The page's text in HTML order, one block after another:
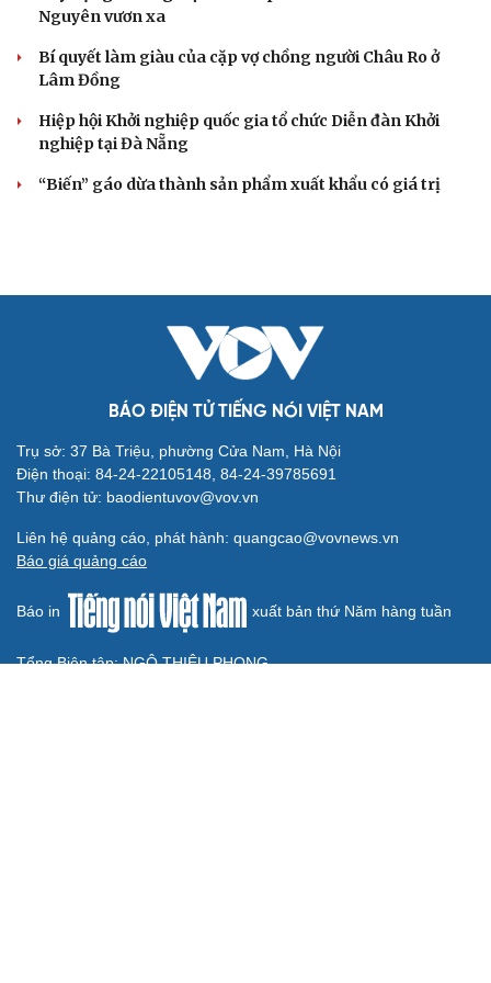
Genera by The Solia: Tâm điểm đón xu hướng
Mục tiêu 114 dự án: Hà Nội sẽ tháo gỡ điểm nghẽn nhà ở
xã hội ra sao?
TP.HCM rà soát 16 khu đất xây dựng nhà lưu trú công
nhân
Đắk Lắk tìm giải pháp nâng cao chất lượng hoạt
động chi Hội Nông dân
Xây dựng thương hiệu để sản phẩm Na La Hiên Thái
Nguyên vươn xa
Bí quyết làm giàu của cặp vợ chồng người Châu Ro ở
Lâm Đồng
Hiệp hội Khởi nghiệp quốc gia tổ chức Diễn đàn Khởi
nghiệp tại Đà Nẵng
“Biến” gáo dừa thành sản phẩm xuất khẩu có giá trị